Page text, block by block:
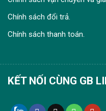
Chính sách đổi trả.
Chính sách thanh toán.
KẾT NỐI CÙNG GB